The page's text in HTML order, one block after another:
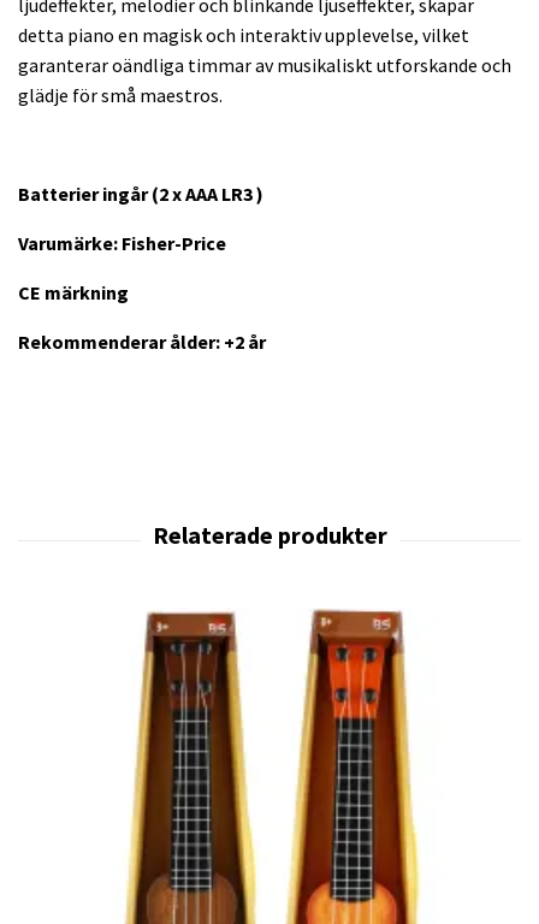
ljudeffekter, melodier och blinkande ljuseffekter, skapar
detta piano en magisk och interaktiv upplevelse, vilket
garanterar oändliga timmar av musikaliskt utforskande och
glädje för små maestros.
Batterier ingår (2 x AAA LR3 )
Varumärke: Fisher-Price
CE märkning
Rekommenderar ålder: +2 år